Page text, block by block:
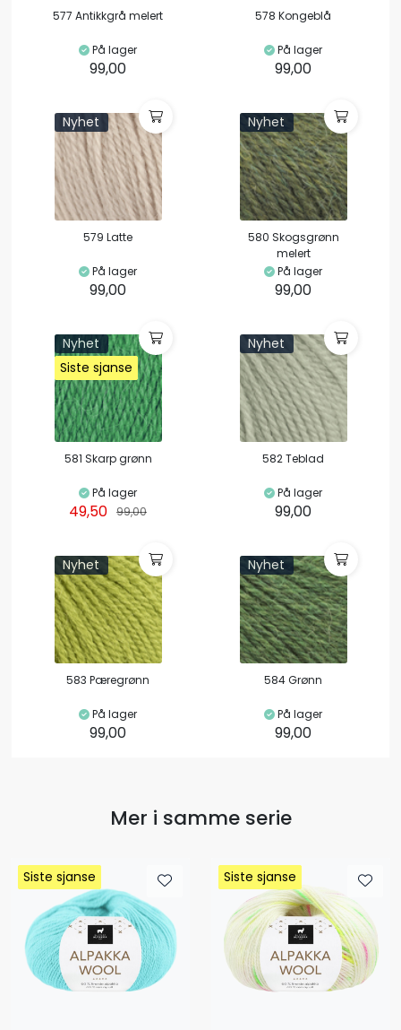
577 Antikkgrå melert
På lager
99,00
578 Kongeblå
På lager
99,00
Nyhet
579 Latte
På lager
99,00
Nyhet
580 Skogsgrønn
melert
På lager
99,00
Nyhet
Siste sjanse
Siste sjanse
Siste sjanse
Siste sjanse
581 Skarp grønn
På lager
49,50 99,00
Nyhet
582 Teblad
På lager
99,00
Nyhet
583 Pæregrønn
På lager
99,00
Nyhet
584 Grønn
På lager
99,00
Mer i samme serie
Siste sjanse
Siste sjanse
Siste sjanse
Siste sjanse Siste sjanse
Siste sjanse
Siste sjanse
Siste sjanse